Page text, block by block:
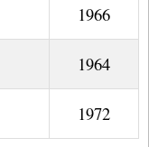
1966
1964
1972